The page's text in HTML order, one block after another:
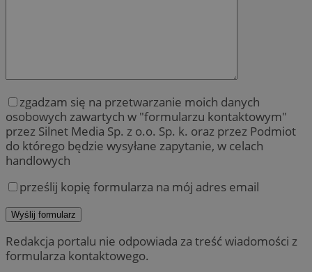
zgadzam się na przetwarzanie moich danych
osobowych zawartych w "formularzu kontaktowym"
przez Silnet Media Sp. z o.o. Sp. k. oraz przez Podmiot
do którego będzie wysyłane zapytanie, w celach
handlowych
prześlij kopię formularza na mój adres email
Redakcja portalu nie odpowiada za treść wiadomości z
formularza kontaktowego.